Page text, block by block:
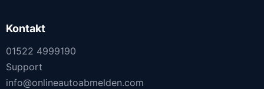
Kontakt
01522 4999190
Support
info@onlineautoabmelden.com